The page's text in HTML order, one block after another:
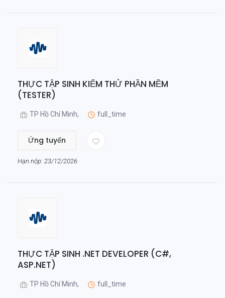
THỰC TẬP SINH KIỂM THỬ PHẦN MỀM
(TESTER)
TP Hồ Chí Minh, full_time
Ứng tuyển
Hạn nộp: 23/12/2026
THỰC TẬP SINH .NET DEVELOPER (C#,
ASP.NET)
TP Hồ Chí Minh, full_time